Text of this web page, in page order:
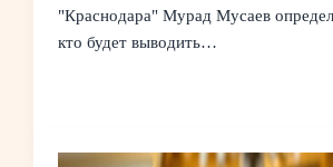
"Краснодара" Мурад Мусаев
кто будет выводить…